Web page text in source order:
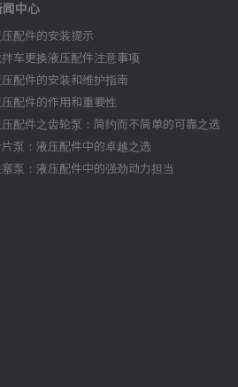
闻中心
配件的安装提示
拌车更换液压配件注意事项
配件的安装和维护指南
配件的作用和重要性
压配件之齿轮泵：简约而不简单的可靠之选
片泵：液压配件中的卓越之选
泵：液压配件中的强劲动力担当